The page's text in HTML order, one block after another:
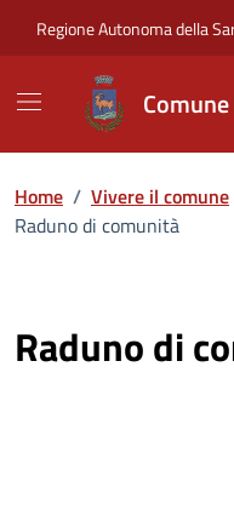
Regione Autonoma della
Home / Vivere il comune
Raduno di comunità
Raduno di